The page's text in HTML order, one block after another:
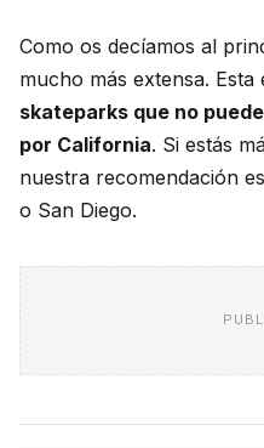
Como os decíamos al
mucho más extensa.
skateparks que no
por California. Si estás
nuestra recomendación
o San Diego.